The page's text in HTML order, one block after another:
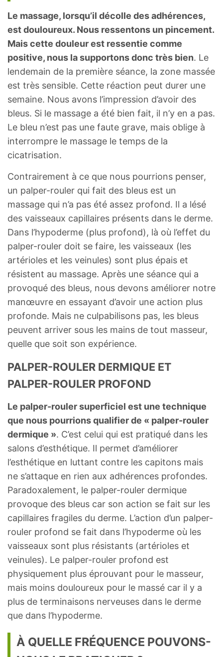
Le massage, lorsqu’il décolle des adhérences,
est douloureux. Nous ressentons un pincement.
Mais cette douleur est ressentie comme
positive, nous la supportons donc très bien. Le
lendemain de la première séance, la zone massée
est très sensible. Cette réaction peut durer une
semaine. Nous avons l’impression d’avoir des
bleus. Si le massage a été bien fait, il n’y en a pas.
Le bleu n’est pas une faute grave, mais oblige à
interrompre le massage le temps de la
cicatrisation.
Contrairement à ce que nous pourrions penser,
un palper-rouler qui fait des bleus est un
massage qui n’a pas été assez profond. Il a lésé
des vaisseaux capillaires présents dans le derme.
Dans l’hypoderme (plus profond), là où l’effet du
palper-rouler doit se faire, les vaisseaux (les
artérioles et les veinules) sont plus épais et
résistent au massage. Après une séance qui a
provoqué des bleus, nous devons améliorer notre
manœuvre en essayant d’avoir une action plus
profonde. Mais ne culpabilisons pas, les bleus
peuvent arriver sous les mains de tout masseur,
quelle que soit son expérience.
PALPER-ROULER DERMIQUE ET
PALPER-ROULER PROFOND
Le palper-rouler superficiel est une technique
que nous pourrions qualifier de « palper-rouler
dermique ». C’est celui qui est pratiqué dans les
salons d’esthétique. Il permet d’améliorer
l’esthétique en luttant contre les capitons mais
ne s’attaque en rien aux adhérences profondes.
Paradoxalement, le palper-rouler dermique
provoque des bleus car son action se fait sur les
capillaires fragiles du derme. L’action d’un palper-
rouler profond se fait dans l’hypoderme où les
vaisseaux sont plus résistants (artérioles et
veinules). Le palper-rouler profond est
physiquement plus éprouvant pour le masseur,
mais moins douloureux pour le massé car il y a
plus de terminaisons nerveuses dans le derme
que dans l’hypoderme.
À QUELLE FRÉQUENCE POUVONS-